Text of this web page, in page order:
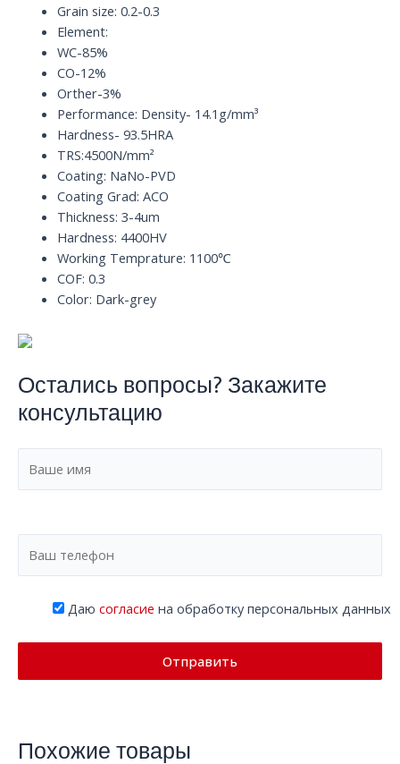
Grain size: 0.2-0.3
Element:
WC-85%
CO-12%
Orther-3%
Performance: Density- 14.1g/mm³
Hardness- 93.5HRA
TRS:4500N/mm²
Coating: NaNo-PVD
Coating Grad: ACO
Thickness: 3-4um
Hardness: 4400HV
Working Temprature: 1100℃
COF: 0.3
Color: Dark-grey
Остались вопросы? Закажите
консультацию
Даю согласие на обработку персональных данных
Похожие товары